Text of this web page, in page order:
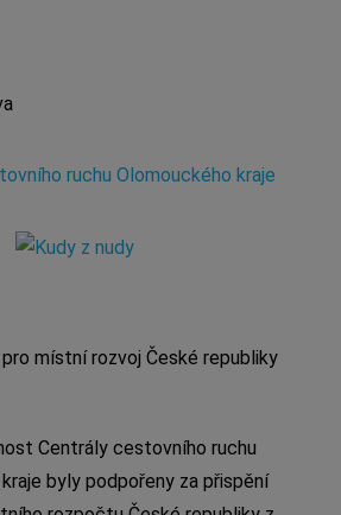
Centrály cestovního ruchu
byly podpořeny za přispění